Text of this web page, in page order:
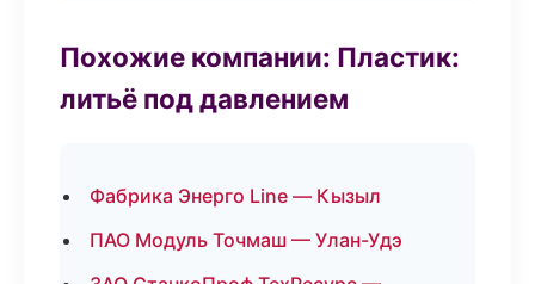
Похожие компании: Пластик:
литьё под давлением
Фабрика Энерго Line — Кызыл
ПАО Модуль Точмаш — Улан-Удэ